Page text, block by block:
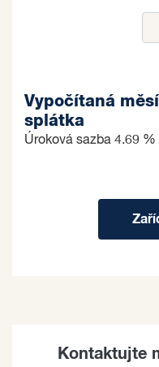
Vypočítaná
splátka
Úroková sazba 4.69 %
Kontaktujte